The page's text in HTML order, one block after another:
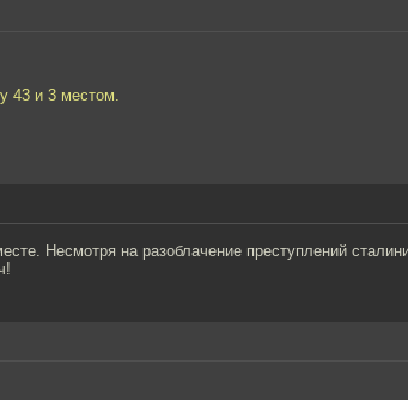
43 и 3 местом.
Несмотря на разоблачение преступлений